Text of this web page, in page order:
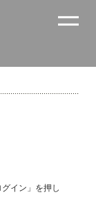
イン」を押し